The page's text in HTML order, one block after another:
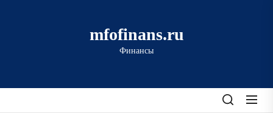
mfofinans.ru
Финансы